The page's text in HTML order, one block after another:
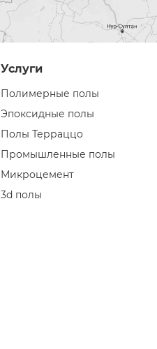
Услуги
Полимерные полы
Эпоксидные полы
Полы Терраццо
Промышленные полы
Микроцемент
3d полы